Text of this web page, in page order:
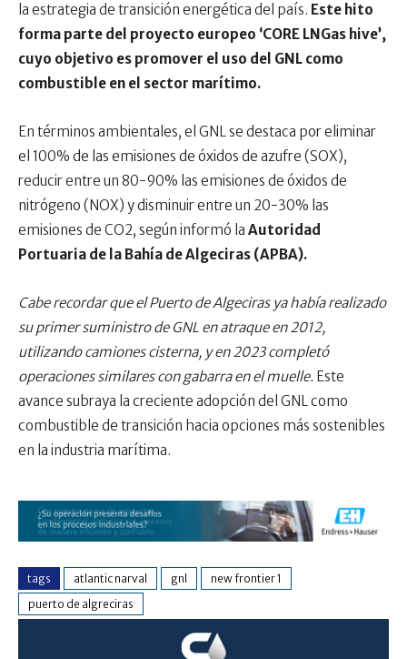
la estrategia de transición energética del país. Este hito
forma parte del proyecto europeo ‘CORE LNGas hive’,
cuyo objetivo es promover el uso del GNL como
combustible en el sector marítimo.
En términos ambientales, el GNL se destaca por eliminar
el 100% de las emisiones de óxidos de azufre (SOX),
reducir entre un 80-90% las emisiones de óxidos de
nitrógeno (NOX) y disminuir entre un 20-30% las
emisiones de CO2, según informó la Autoridad
Portuaria de la Bahía de Algeciras (APBA).
Cabe recordar que el Puerto de Algeciras ya había realizado
su primer suministro de GNL en atraque en 2012,
utilizando camiones cisterna, y en 2023 completó
operaciones similares con gabarra en el muelle. Este
avance subraya la creciente adopción del GNL como
combustible de transición hacia opciones más sostenibles
en la industria marítima.
tags atlantic narval gnl
new frontier 1
puerto de algreciras